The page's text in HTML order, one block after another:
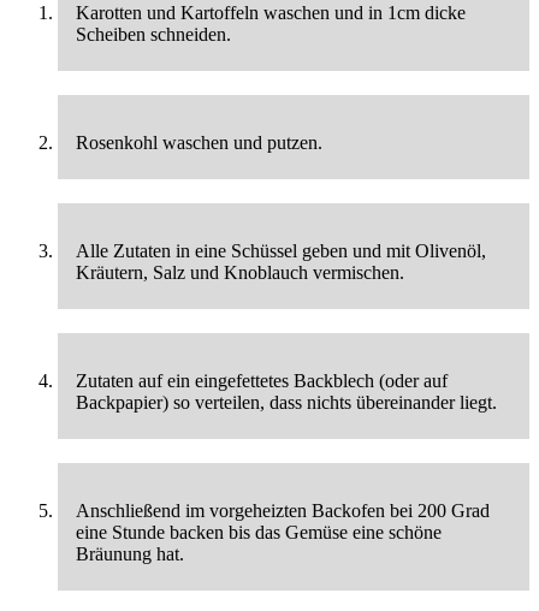
Karotten und Kartoffeln waschen und in 1cm dicke
Scheiben schneiden.
Rosenkohl waschen und putzen.
Alle Zutaten in eine Schüssel geben und mit Olivenöl,
Kräutern, Salz und Knoblauch vermischen.
Zutaten auf ein eingefettetes Backblech (oder auf
Backpapier) so verteilen, dass nichts übereinander liegt.
Anschließend im vorgeheizten Backofen bei 200 Grad
eine Stunde backen bis das Gemüse eine schöne
Bräunung hat.